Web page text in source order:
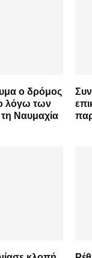
ο δρόμος
λόγω των
Ναυμαχία